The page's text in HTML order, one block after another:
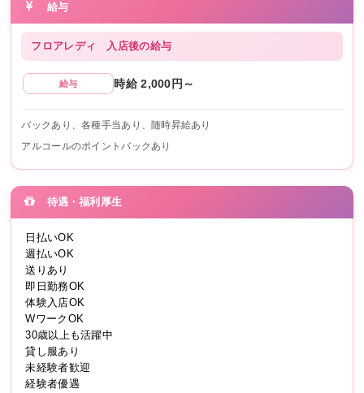
給与
フロアレディ 入店後の給与
給与 時給 2,000円～
バックあり、各種手当あり、随時昇給あり
アルコールのポイントバックあり
待遇・福利厚生
日払いOK
週払いOK
送りあり
即日勤務OK
体験入店OK
WワークOK
30歳以上も活躍中
貸し服あり
未経験者歓迎
経験者優遇